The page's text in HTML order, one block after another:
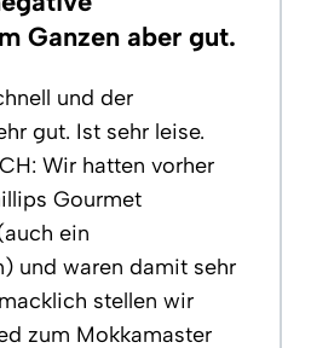
Ganzen aber gut.
und der
gut. Ist sehr leise.
Wir hatten vorher
Gourmet
ein
und waren damit sehr
stellen wir
zum Mokkamaster